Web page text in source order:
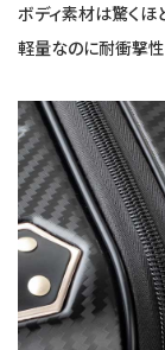
ボディ素材は驚くほ
軽量なのに耐衝撃